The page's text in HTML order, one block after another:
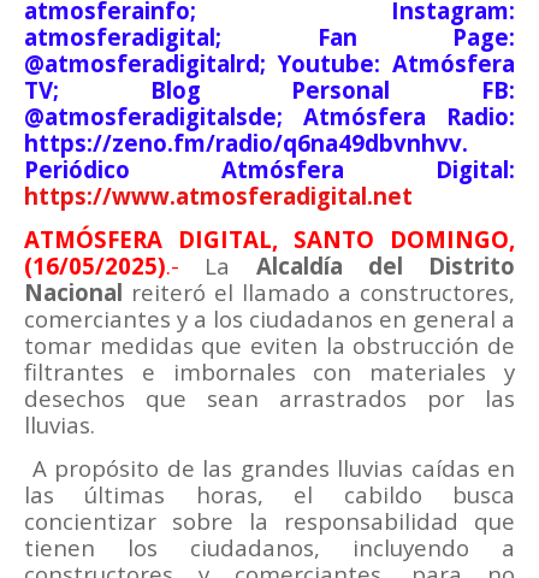
atmosferainfo; Instagram:
atmosferadigital; Fan Page:
@atmosferadigitalrd; Youtube: Atmósfera
TV; Blog Personal FB:
@atmosferadigitalsde; Atmósfera Radio:
https://zeno.fm/radio/q6na49dbvnhvv.
Periódico Atmósfera Digital:
https://www.atmosferadigital.net
ATMÓSFERA DIGITAL, SANTO DOMINGO,
(16/05/2025).- La Alcaldía del Distrito
Nacional reiteró el llamado a constructores,
comerciantes y a los ciudadanos en general a
tomar medidas que eviten la obstrucción de
filtrantes e imbornales con materiales y
desechos que sean arrastrados por las
lluvias.
A propósito de las grandes lluvias caídas en
las últimas horas, el cabildo busca
concientizar sobre la responsabilidad que
tienen los ciudadanos, incluyendo a